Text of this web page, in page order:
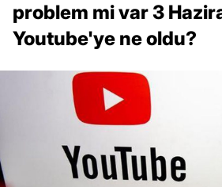
problem mi var 3
Youtube'ye ne oldu?